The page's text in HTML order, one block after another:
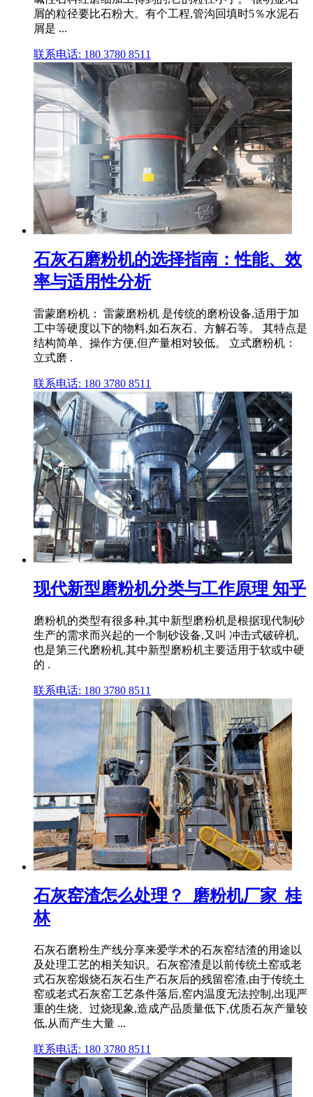
屑的粒径要比石粉大。有个工程,管沟回填时5％水泥石
屑是 ...
联系电话: 180 3780 8511
石灰石磨粉机的选择指南：性能、效
率与适用性分析
雷蒙磨粉机： 雷蒙磨粉机 是传统的磨粉设备,适用于加
工中等硬度以下的物料,如石灰石、方解石等。 其特点是
结构简单、操作方便,但产量相对较低。 立式磨粉机：
立式磨 .
联系电话: 180 3780 8511
现代新型磨粉机分类与工作原理 知乎
磨粉机的类型有很多种,其中新型磨粉机是根据现代制砂
生产的需求而兴起的一个制砂设备,又叫 冲击式破碎机,
也是第三代磨粉机,其中新型磨粉机主要适用于软或中硬
的 .
联系电话: 180 3780 8511
石灰窑渣怎么处理？_磨粉机厂家_桂
林
石灰石磨粉生产线分享来爱学术的石灰窑结渣的用途以
及处理工艺的相关知识。石灰窑渣是以前传统土窑或老
式石灰窑煅烧石灰石生产石灰后的残留窑渣,由于传统土
窑或老式石灰窑工艺条件落后,窑内温度无法控制,出现严
重的生烧、过烧现象,造成产品质量低下,优质石灰产量较
低,从而产生大量 ...
联系电话: 180 3780 8511